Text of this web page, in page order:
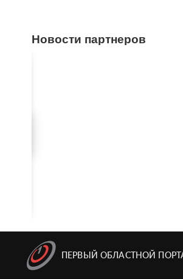
Новости партнеров
ПЕРВЫЙ ОБЛАСТНОЙ